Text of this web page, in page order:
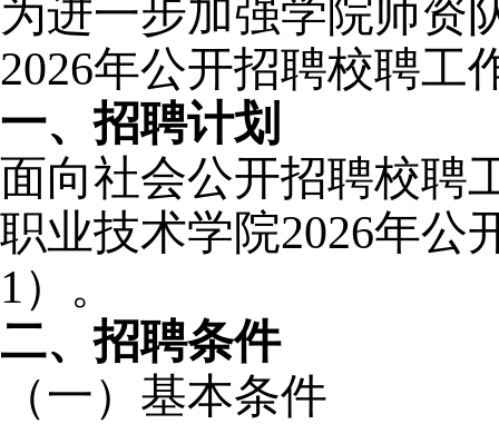
为进一步加强学院师资
2026年公开招聘校聘工
一、招聘计划
面向社会公开招聘校聘
职业技术学院2026年公
1）。
二、招聘条件
（一）基本条件